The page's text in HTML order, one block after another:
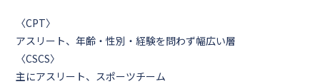
〈CPT〉
アスリート、年齢・性別・経験を問わず幅広い層
〈CSCS〉
主にアスリート、スポーツチーム